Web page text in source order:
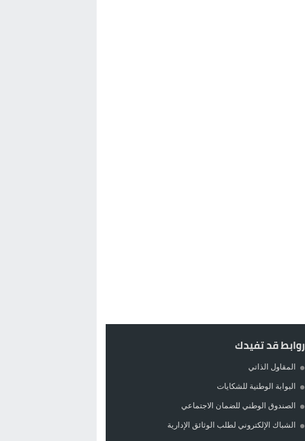
روابط قد تفيدك
المقاول الذاتي
البوابة الوطنية للشكايات
الصندوق الوطني للضمان الاجتماعي
الشباك الإلكتروني لطلب الوثائق الإدارية